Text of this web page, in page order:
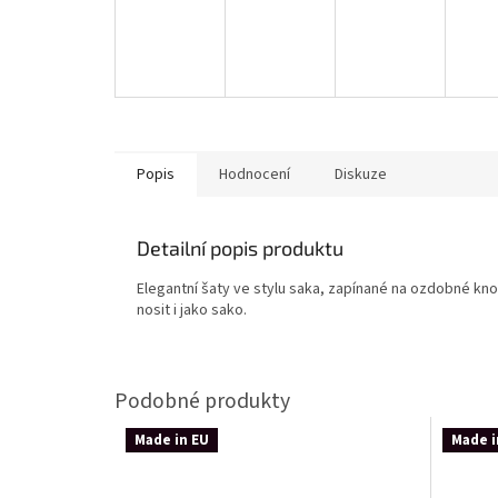
Popis Hodnocení Diskuze
Detailní popis produktu
Elegantní šaty ve stylu saka, zapínané na ozdobné
nosit i jako sako.
Made in EU Made